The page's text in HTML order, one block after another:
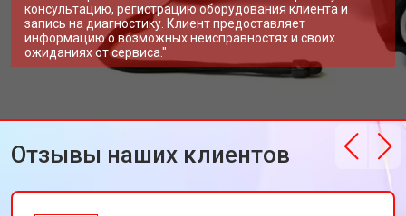
консультацию, регистрацию оборудования клиента и
запись на диагностику. Клиент предоставляет
информацию о возможных неисправностях и своих
ожиданиях от сервиса."
Отзывы наших клиентов